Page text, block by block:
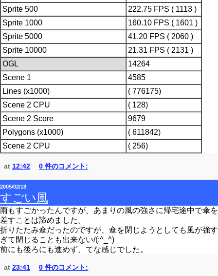
Sprite 500
222.75 FPS ( 1113 )
Sprite 1000
160.10 FPS ( 1601 )
Sprite 5000
41.20 FPS ( 2060 )
Sprite 10000
21.31 FPS ( 2131 )
OGL
14264
Scene 1
4585
Lines (x1000)
( 776175)
Scene 2 CPU
( 128)
Scene 2 Score
9679
Polygons (x1000)
( 611842)
Scene 2 CPU
( 256)
at 12:42 0 件のコメント:
2005/02/18
すごい風
雨もすごかったんですが、あまりの風の強さに帰宅途中で傘を
差すことは諦めました。
折りたたみ傘だったのですが、傘を閉じようとしても風が強す
ぎて閉じることも出来ない/(;^_^)
前にも後ろにも進めず、てな感じでした。
at 23:41 0 件のコメント: